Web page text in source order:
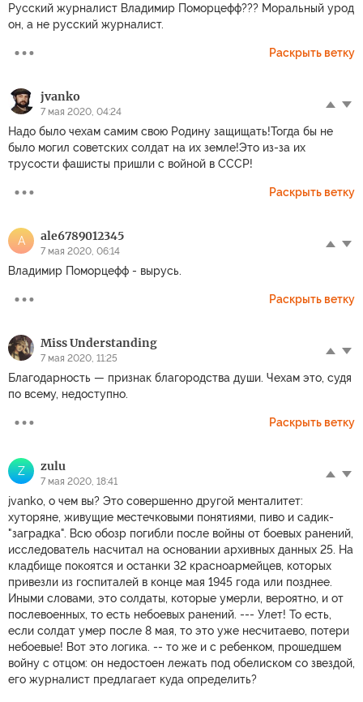
Русский журналист Владимир Поморцефф??? Моральный урод
он, а не русский журналист.
Раскрыть ветку
jvanko
7 мая 2020, 04:24
Надо было чехам самим свою Родину защищать!Тогда бы не
было могил советских солдат на их земле!Это из-за их
трусости фашисты пришли с войной в СССР!
Раскрыть ветку
A ale6789012345
7 мая 2020, 06:14
Владимир Поморцефф - вырусь.
Раскрыть ветку
Miss Understanding
7 мая 2020, 11:25
Благодарность — признак благородства души. Чехам это, судя
по всему, недоступно.
Раскрыть ветку
Z zulu
7 мая 2020, 18:41
jvanko, о чем вы? Это совершенно другой менталитет:
хуторяне, живущие местечковыми понятиями, пиво и садик-
"заградка". Всю обозр погибли после войны от боевых ранений,
исследователь насчитал на основании архивных данных 25. На
кладбище покоятся и останки 32 красноармейцев, которых
привезли из госпиталей в конце мая 1945 года или позднее.
Иными словами, это солдаты, которые умерли, вероятно, и от
послевоенных, то есть небоевых ранений. --- Улет! То есть,
если солдат умер после 8 мая, то это уже несчитаево, потери
небоевые! Вот это логика. -- то же и с ребенком, прошедшем
войну с отцом: он недостоен лежать под обелиском со звездой,
его журналист предлагает куда определить?